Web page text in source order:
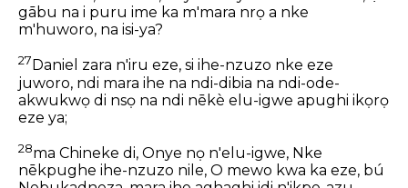
gābu na i puru ime ka m'mara nrọ a nke
m'huworo, na isi-ya?
27 Daniel zara n'iru eze, si ihe-nzuzo nke eze
juworo, ndi mara ihe na ndi-dibia na ndi-ode-
akwukwọ di nsọ na ndi nēkè elu-igwe apughi ikọrọ
eze ya;
28ma Chineke di, Onye nọ n'elu-igwe, Nke
nēkpughe ihe-nzuzo nile, O mewo kwa ka eze, bú